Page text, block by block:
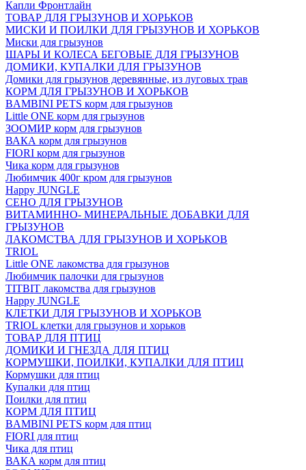
Капли Фронтлайн
ТОВАР ДЛЯ ГРЫЗУНОВ И ХОРЬКОВ
МИСКИ И ПОИЛКИ ДЛЯ ГРЫЗУНОВ И ХОРЬКОВ
Миски для грызунов
ШАРЫ И КОЛЕСА БЕГОВЫЕ ДЛЯ ГРЫЗУНОВ
ДОМИКИ, КУПАЛКИ ДЛЯ ГРЫЗУНОВ
Домики для грызунов деревянные, из луговых трав
КОРМ ДЛЯ ГРЫЗУНОВ И ХОРЬКОВ
BAMBINI PETS корм для грызунов
Little ONE корм для грызунов
ЗООМИР корм для грызунов
ВАКА корм для грызунов
FIORI корм для грызунов
Чика корм для грызунов
Любимчик 400г кром для грызунов
Happy JUNGLE
СЕНО ДЛЯ ГРЫЗУНОВ
ВИТАМИННО- МИНЕРАЛЬНЫЕ ДОБАВКИ ДЛЯ
ГРЫЗУНОВ
ЛАКОМСТВА ДЛЯ ГРЫЗУНОВ И ХОРЬКОВ
TRIOL
Little ONE лакомства для грызунов
Любимчик палочки для грызунов
TITBIT лакомства для грызунов
Happy JUNGLE
КЛЕТКИ ДЛЯ ГРЫЗУНОВ И ХОРЬКОВ
TRIOL клетки для грызунов и хорьков
ТОВАР ДЛЯ ПТИЦ
ДОМИКИ И ГНЕЗДА ДЛЯ ПТИЦ
КОРМУШКИ, ПОИЛКИ, КУПАЛКИ ДЛЯ ПТИЦ
Кормушки для птиц
Купалки для птиц
Поилки для птиц
КОРМ ДЛЯ ПТИЦ
BAMBINI PETS корм для птиц
FIORI для птиц
Чика для птиц
ВАКА корм для птиц